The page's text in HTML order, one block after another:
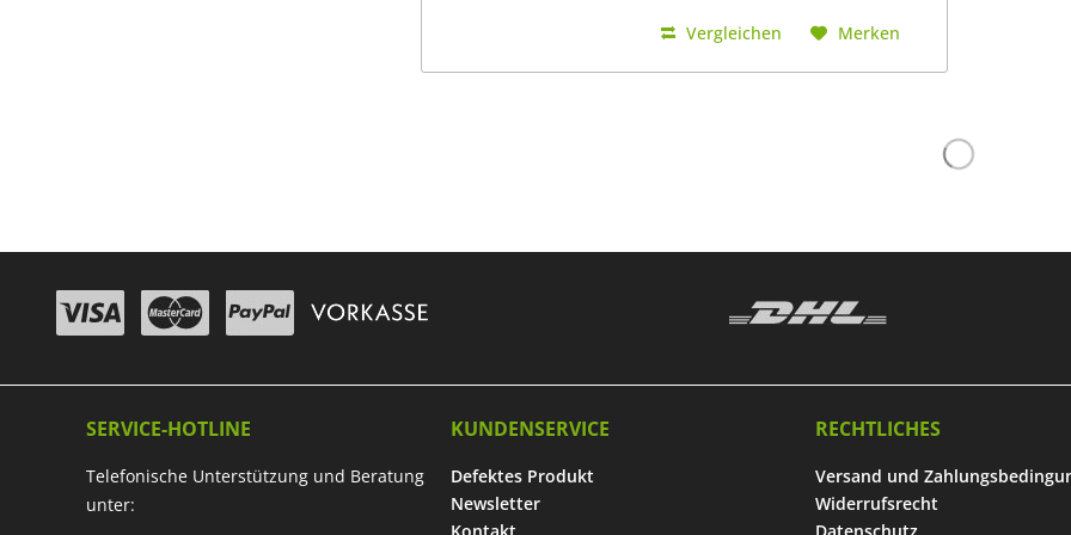
Vergleichen
Merken
SERVICE-HOTLINE
Telefonische Unterstützung und Beratung
unter:
KUNDENSERVICE
Defektes Produkt
Newsletter
RECHTLICHES
Versand und
Widerrufsrecht